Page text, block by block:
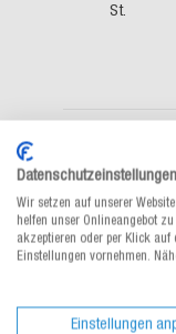
St.
Artikeldetails
öffnen
ab 1,30 €/
Datenschutzeinstellungen
Wir setzen auf unserer
helfen unser Onlineangebot
akzeptieren oder per Klick
Einstellungen vornehmen.
Einstellungen